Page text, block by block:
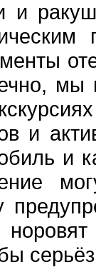
и
мы
и
и